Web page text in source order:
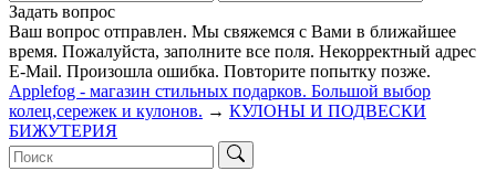
Задать вопрос
Ваш вопрос отправлен. Мы свяжемся с Вами в ближайшее
время. Пожалуйста, заполните все поля. Некорректный адрес
E-Mail. Произошла ошибка. Повторите попытку позже.
Applefog - магазин стильных подарков. Большой выбор
колец,сережек и кулонов. → КУЛОНЫ И ПОДВЕСКИ
БИЖУТЕРИЯ